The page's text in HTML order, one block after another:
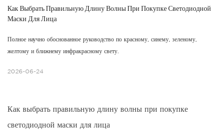
Как Выбрать Правильную Длину Волны При Покупке Светодиодной
Маски Для Лица
Полное научно обоснованное руководство по красному, синему, зеленому,
желтому и ближнему инфракрасному свету.
2026-06-24
Как выбрать правильную длину волны при покупке
светодиодной маски для лица